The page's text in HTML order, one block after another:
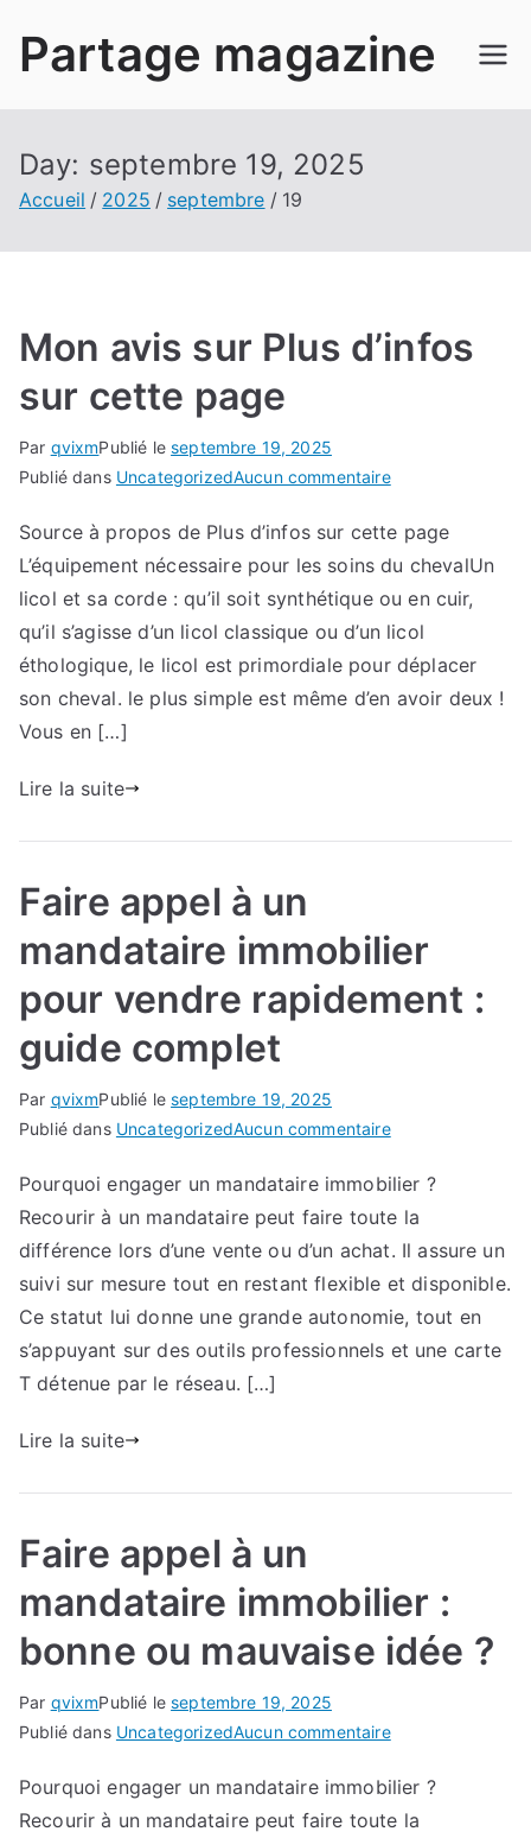
Partage magazine
Day: septembre 19, 2025
Accueil 2025 septembre 19
Mon avis sur Plus d’infos
sur cette page
Par qvixmPublié leseptembre 19, 2025
Publié dans UncategorizedAucun commentairesur
avis
sur
Plus
d’infos
sur
cette
page
Source à propos de Plus d’infos sur cette page
L’équipement nécessaire pour les soins du chevalUn
licol et sa corde : qu’il soit synthétique ou en cuir,
qu’il s’agisse d’un licol classique ou d’un licol
éthologique, le licol est primordiale pour déplacer
son cheval. le plus simple est même d’en avoir deux !
Vous en […]
Lire la suite
Faire appel à un
mandataire immobilier
pour vendre rapidement :
guide complet
Par qvixmPublié leseptembre 19, 2025
Publié dans UncategorizedAucun commentairesur
appel
à
un
mandataire
immobilier
Pourquoi engager un mandataire immobilier ?
Recourir à un mandataire peut faire toute la
différence lors d’une vente ou d’un achat. Il assure un
suivi sur mesure tout en restant flexible et disponible.
Ce statut lui donne une grande autonomie, tout en
s’appuyant sur des outils professionnels et une carte
T détenue par le réseau. […]
Lire la suite
Faire appel à un
mandataire immobilier :
bonne ou mauvaise idée ?
Par qvixmPublié leseptembre 19, 2025
Publié dans UncategorizedAucun commentairesur
appel
à
Pourquoi engager un mandataire immobilier ?
Recourir à un mandataire peut faire toute la